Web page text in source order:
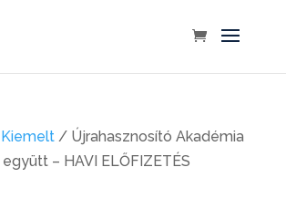
Kiemelt/ Újrahasznosító Akadémia
– HAVI ELŐFIZETÉS